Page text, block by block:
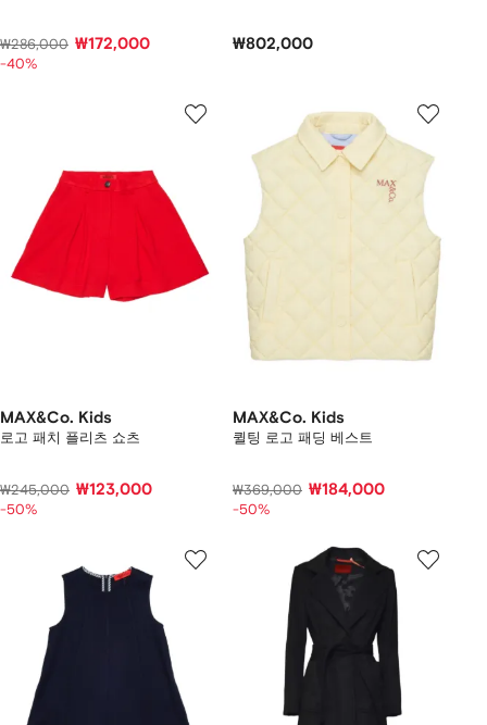
₩286,000 ₩172,000
-40%
₩802,000
MAX&Co. Kids
로고 패치 플리츠 쇼츠
₩245,000 ₩123,000
-50%
MAX&Co. Kids
퀼팅 로고 패딩 베스트
₩369,000 ₩184,000
-50%